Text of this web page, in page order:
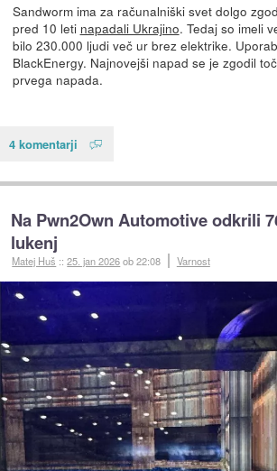
Sandworm ima za računalniški svet dolgo
pred 10 leti napadali Ukrajino. Tedaj so imeli
bilo 230.000 ljudi več ur brez elektrike.
BlackEnergy. Najnovejši napad se je zgodil
prvega napada.
4 komentarji
Na Pwn2Own Automotive odkrili
lukenj
Matej Huš ::25. jan 2026ob 22:08 Varnost